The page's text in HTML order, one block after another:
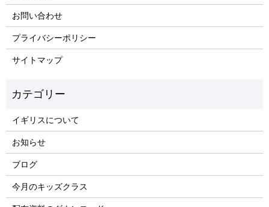
お問い合わせ
プライバシーポリシー
サイトマップ
イギリスについて
お知らせ
ブログ
今月のキッズクラス